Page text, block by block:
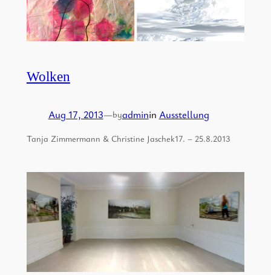
Wolken
Aug 17, 2013—byadminin Ausstellung
Tanja Zimmermann & Christine Jaschek17. – 25.8.2013